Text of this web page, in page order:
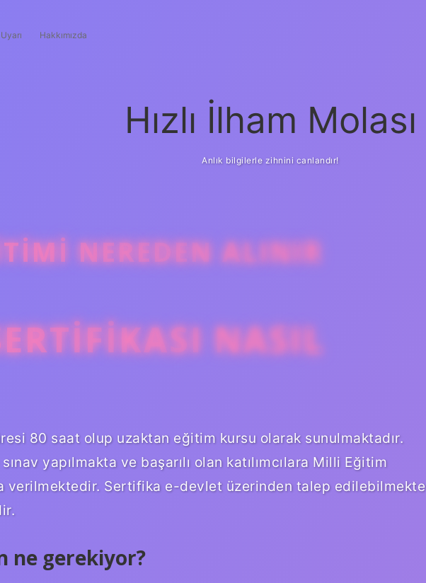
Hakkımızda
Hızlı İlham Molası
Anlık bilgilerle zihnini canlandır!
NEREDEN ALINIR
NASIL
80 saat olup uzaktan eğitim kursu olarak sunulmaktadır.
yapılmakta ve başarılı olan katılımcılara Milli Eğitim
verilmektedir. Sertifika e-devlet üzerinden talep edilebilmekte
ne gerekiyor?